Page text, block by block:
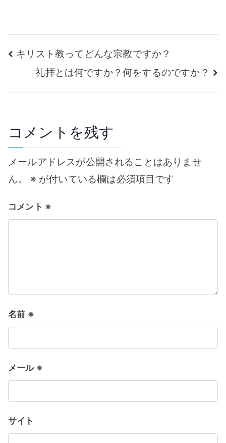
れ
へ
投
ビ
ゲ
ー
シ
キリスト教ってどんな宗教ですか？
礼拝とは何ですか？何をするのですか？
コメントを残す
メールアドレスが公開されることはありませ
ん。
※ が付いている欄は必須項目です
コメント ※
名前 ※
メール ※
サイト